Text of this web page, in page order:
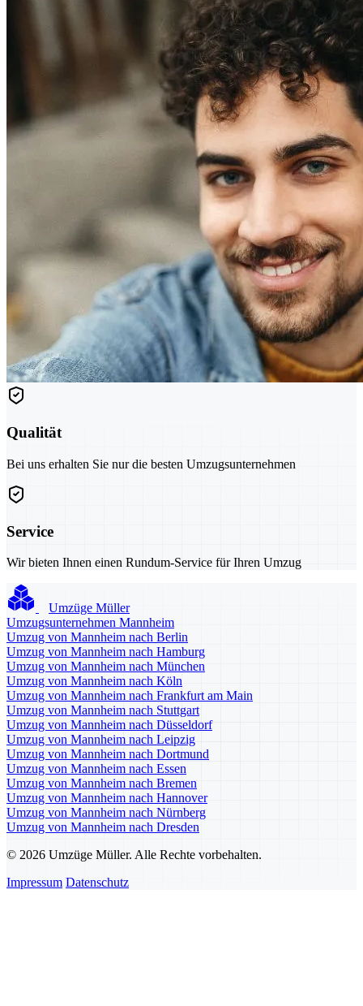
Qualität
Bei uns erhalten Sie nur die besten Umzugsunternehmen
Service
Wir bieten Ihnen einen Rundum-Service für Ihren Umzug
Umzüge Müller
Umzugsunternehmen Mannheim
Umzug von Mannheim nach Berlin
Umzug von Mannheim nach Hamburg
Umzug von Mannheim nach München
Umzug von Mannheim nach Köln
Umzug von Mannheim nach Frankfurt am Main
Umzug von Mannheim nach Stuttgart
Umzug von Mannheim nach Düsseldorf
Umzug von Mannheim nach Leipzig
Umzug von Mannheim nach Dortmund
Umzug von Mannheim nach Essen
Umzug von Mannheim nach Bremen
Umzug von Mannheim nach Hannover
Umzug von Mannheim nach Nürnberg
Umzug von Mannheim nach Dresden
© 2026 Umzüge Müller. Alle Rechte vorbehalten.
Impressum Datenschutz